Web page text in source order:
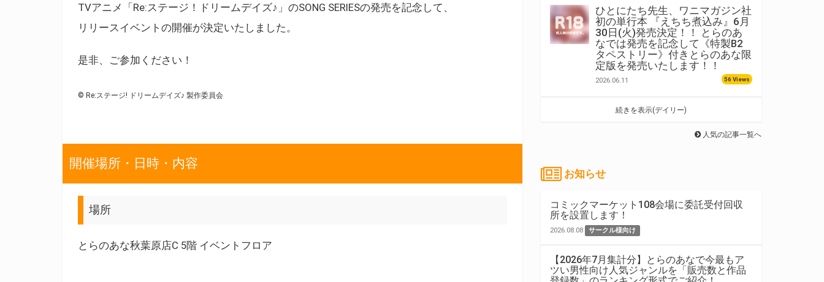
TVアニメ「Re:ステージ！ドリームデイズ♪」のSONG SERIESの発売を記念して、
リリースイベントの開催が決定いたしました。
是非、ご参加ください！
© Re:ステージ! ドリームデイズ♪ 製作委員会
開催場所・日時・内容
場所
とらのあな秋葉原店C 5階 イベントフロア
ひとにたち先生、ワニマガジン社
初の単行本 『えちち煮込み』6月
30日(火)発売決定！！ とらのあ
なでは発売を記念して《特製B2
タペストリー》付きとらのあな限
定版を発売いたします！！
2026.06.11 56 Views
続きを表示(デイリー)
人気の記事一覧へ
お知らせ
コミックマーケット108会場に委託受付回収
所を設置します！
2026.08.08 サークル様向け
【2026年7月集計分】とらのあなで今最もア
ツい男性向け人気ジャンルを「販売数と作品